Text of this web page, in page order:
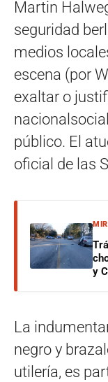
Martin
seguridad
medios
escena (por
exaltar o
público. El
oficial de las
y
La
negro y
utilería, es